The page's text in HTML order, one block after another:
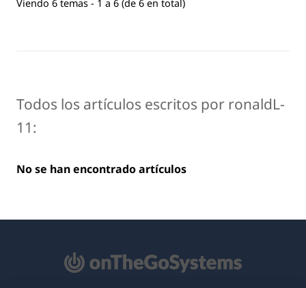
Viendo 6 temas - 1 a 6 (de 6 en total)
Todos los artículos escritos por ronaldL-
11:
No se han encontrado artículos